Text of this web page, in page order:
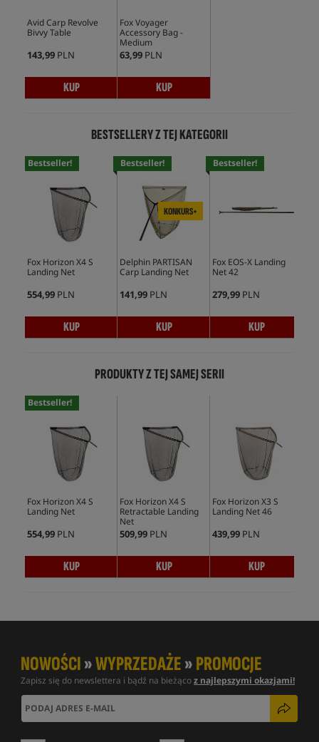
Avid Carp Revolve
Bivvy Table
143,99 PLN
KUP
Fox Voyager
Accessory Bag -
Medium
63,99 PLN
KUP
BESTSELLERY Z TEJ KATEGORII
Bestseller!
Fox Horizon X4 S
Landing Net
554,99 PLN
KUP
Bestseller!
KONKURS+
Delphin PARTISAN
Carp Landing Net
141,99 PLN
KUP
Bestseller!
Fox EOS-X Landing
Net 42
279,99 PLN
KUP
PRODUKTY Z TEJ SAMEJ SERII
Bestseller!
Fox Horizon X4 S
Landing Net
554,99 PLN
KUP
Fox Horizon X4 S
Retractable Landing
Net
509,99 PLN
KUP
Fox Horizon X3 S
Landing Net 46
439,99 PLN
KUP
NOWOŚCI»WYPRZEDAŻE»PROMOCJE
Zapisz się do newslettera i bądź na bieżącoz najlepszymi okazjami!